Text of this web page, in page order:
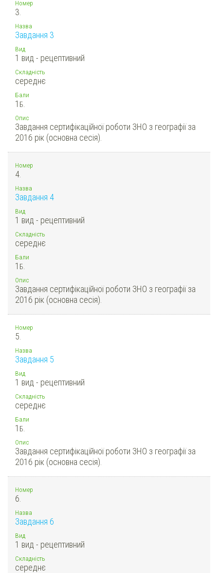
Номер
3.
Назва
Завдання 3
Вид
1 вид - рецептивний
Складність
середнє
Бали
1 Б.
Опис
Завдання сертифікаційної роботи ЗНО з географії за
2016 рік (основна сесія).
Номер
4.
Назва
Завдання 4
Вид
1 вид - рецептивний
Складність
середнє
Бали
1 Б.
Опис
Завдання сертифікаційної роботи ЗНО з географії за
2016 рік (основна сесія).
Номер
5.
Назва
Завдання 5
Вид
1 вид - рецептивний
Складність
середнє
Бали
1 Б.
Опис
Завдання сертифікаційної роботи ЗНО з географії за
2016 рік (основна сесія).
Номер
6.
Назва
Завдання 6
Вид
1 вид - рецептивний
Складність
середнє